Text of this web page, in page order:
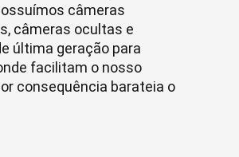
câmeras
câmeras ocultas e
última geração para
facilitam o nosso
consequência barateia o